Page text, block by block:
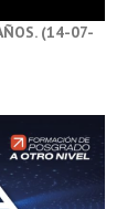
(14-07-